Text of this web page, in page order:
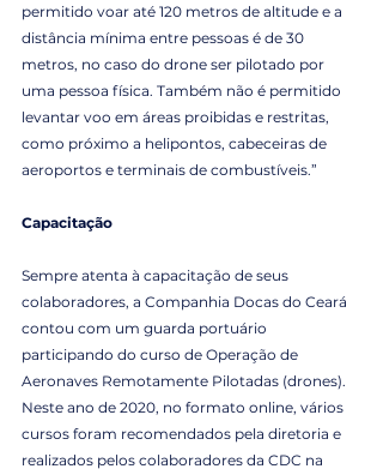
permitido voar até 120 metros de altitude e a
distância mínima entre pessoas é de 30
metros, no caso do drone ser pilotado por
uma pessoa física. Também não é permitido
levantar voo em áreas proibidas e restritas,
como próximo a helipontos, cabeceiras de
aeroportos e terminais de combustíveis.”
Capacitação
Sempre atenta à capacitação de seus
colaboradores, a Companhia Docas do Ceará
contou com um guarda portuário
participando do curso de Operação de
Aeronaves Remotamente Pilotadas (drones).
Neste ano de 2020, no formato online, vários
cursos foram recomendados pela diretoria e
realizados pelos colaboradores da CDC na